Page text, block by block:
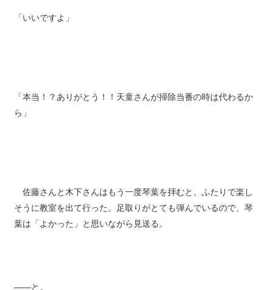
「いいですよ」
「本当！？ありがとう！！天童さんが掃除当番の時は代わるか
ら」
佐藤さんと木下さんはもう一度琴葉を拝むと、ふたりで楽し
そうに教室を出て行った。足取りがとても弾んでいるので、琴
葉は「よかった」と思いながら見送る。
――と。